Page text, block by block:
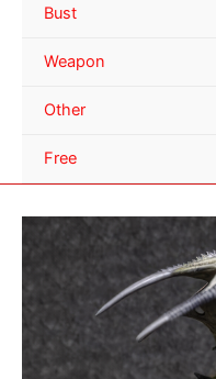
Bust
Weapon
Other
Free